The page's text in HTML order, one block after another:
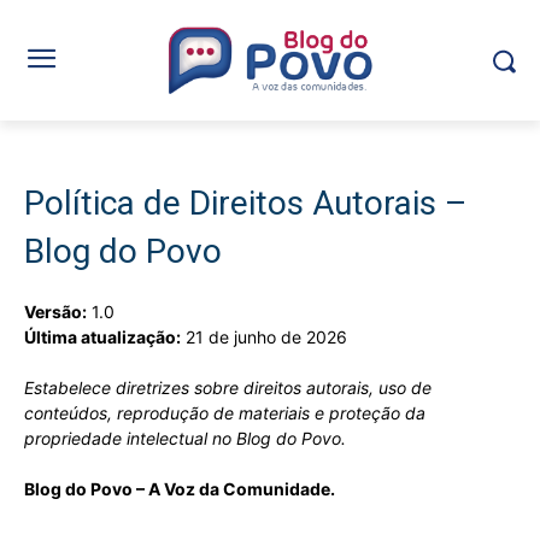
Política de Direitos Autorais –
Blog do Povo
Versão: 1.0
Última atualização: 21 de junho de 2026
Estabelece diretrizes sobre direitos autorais, uso de
conteúdos, reprodução de materiais e proteção da
propriedade intelectual no Blog do Povo.
Blog do Povo – A Voz da Comunidade.